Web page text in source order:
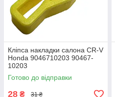
Кліпса накладки салона CR-V
Honda 9046710203 90467-
10203
Готово до відправки
28 ₴ 31 ₴